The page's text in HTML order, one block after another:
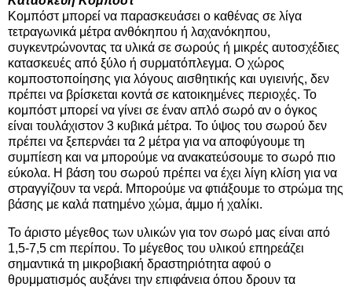
Κομπόστ μπορεί να παρασκευάσει ο καθένας σε λίγα
τετραγωνικά μέτρα ανθόκηπου ή λαχανόκηπου,
συγκεντρώνοντας τα υλικά σε σωρούς ή μικρές αυτοσχέδιες
κατασκευές από ξύλο ή συρματόπλεγμα. Ο χώρος
κομποστοποίησης για λόγους αισθητικής και υγιεινής, δεν
πρέπει να βρίσκεται κοντά σε κατοικημένες περιοχές. Το
κομπόστ μπορεί να γίνει σε έναν απλό σωρό αν ο όγκος
είναι τουλάχιστον 3 κυβικά μέτρα. Το ύψος του σωρού δεν
πρέπει να ξεπερνάει τα 2 μέτρα για να αποφύγουμε τη
συμπίεση και να μπορούμε να ανακατεύσουμε το σωρό πιο
εύκολα. Η βάση του σωρού πρέπει να έχει λίγη κλίση για να
στραγγίζουν τα νερά. Μπορούμε να φτιάξουμε το στρώμα της
βάσης με καλά πατημένο χώμα, άμμο ή χαλίκι.
Το άριστο μέγεθος των υλικών για τον σωρό μας είναι από
1,5-7,5 cm περίπου. Το μέγεθος του υλικού επηρεάζει
σημαντικά τη μικροβιακή δραστηριότητα αφού ο
θρυμματισμός αυξάνει την επιφάνεια όπου δρουν τα